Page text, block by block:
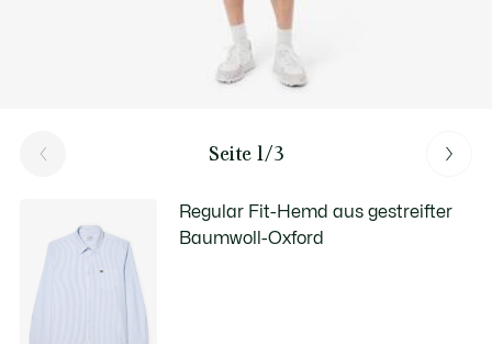
Seite 1/3
Regular Fit-Hemd aus gestreifter
Baumwoll-Oxford